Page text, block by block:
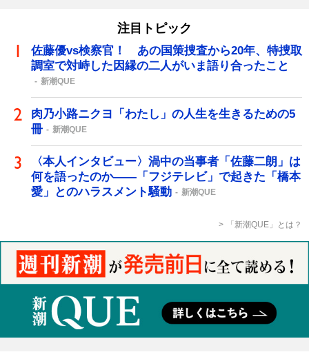
注目トピック
佐藤優vs検察官！ あの国策捜査から20年、特捜取
調室で対峙した因縁の二人がいま語り合ったこと
新潮QUE
肉乃小路ニクヨ「わたし」の人生を生きるための5
冊
新潮QUE
〈本人インタビュー〉渦中の当事者「佐藤二朗」は
何を語ったのか――「フジテレビ」で起きた「橋本
愛」とのハラスメント騒動
新潮QUE
「新潮QUE」とは？